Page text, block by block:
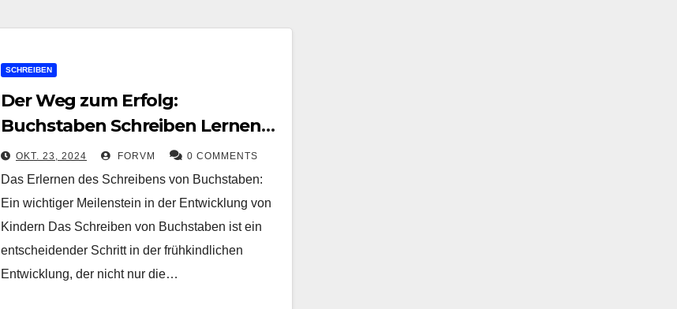
SCHREIBEN
Der Weg zum Erfolg:
Buchstaben Schreiben Lernen
als Grundstein für die
Sprachentwicklung
OKT. 23, 2024 FORVM 0 COMMENTS
Das Erlernen des Schreibens von Buchstaben:
Ein wichtiger Meilenstein in der Entwicklung von
Kindern Das Schreiben von Buchstaben ist ein
entscheidender Schritt in der frühkindlichen
Entwicklung, der nicht nur die…